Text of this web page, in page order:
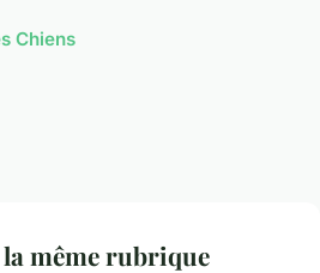
Chiens
même rubrique